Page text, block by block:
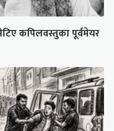
कपिलवस्तुका पूर्वमेयर